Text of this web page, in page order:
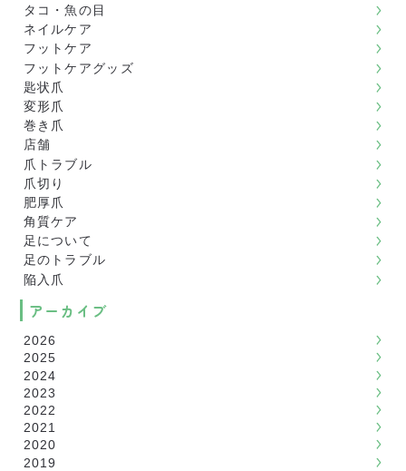
タコ・魚の目
ネイルケア
フットケア
フットケアグッズ
匙状爪
変形爪
巻き爪
店舗
爪トラブル
爪切り
肥厚爪
角質ケア
足について
足のトラブル
陥入爪
アーカイブ
2026
2025
2024
2023
2022
2021
2020
2019